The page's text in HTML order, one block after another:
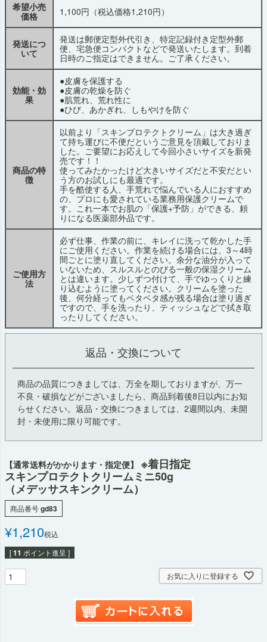
希望小売
価格
1,100円（税込価格1,210円）
発送につ
いて
発送は郵便定型外代引き、特定記録付き定型外郵
便、宅急便コンパクトなどで発送いたします。到着
日時のご指定はできません。ご了承ください。
効能・効
果
●皮膚を保護する
●皮膚の乾燥を防ぐ
●肌荒れ、荒れ性に
●ひび、あかぎれ、しもやけを防ぐ
商品の特
徴
以前より「スキンプロテクトクリーム」は大き過ぎ
て持ち運びに不便だというご意見を頂戴しておりま
した。ご要望にお応えして今回小さいサイズを新発
売です！！
使ってみたかったけど大きいサイズだと不安だとい
う方のお試しにも最適です。
手を酷使する人、手荒れで悩んでいる人におすすめ
の、プロにも愛されている業務用保護クリームで
す。これ一本でお肌の「保護+予防」ができる、頼
りになる医薬部外品です。
ご使用方
法
必ず仕事、作業の前に、キレイに洗って乾かした手
にご使用ください。作業を続ける場合には、3～4時
間ごとに塗り直してください。余分な油分が入って
いないため、スルスルとのびる一般の保湿クリーム
とは違います。少しずつ付けて、手でゆっくりと練
り込むように塗ってください。クリームを塗った
後、何分経ってもベタベタ感が残る場合は塗り過ぎ
ですので、手を洗ったり、ティッシュなどで拭き取
ったりしてください。
返品・交換について
商品の品質につきましては、万全を期しておりますが、万一
不良・破損などがございましたら、商品到着後8日以内にお知
らせください。返品・交換につきましては、2週間以内、未開
封・未使用に限り可能です。
【通常送料がかかります・指定便】
※着日指定
スキンプロテクトクリームミニ50g
（メデッサスキンクリーム）
商品番号gd83
¥1,210税込
[11 ポイント進呈 ]
お気に入りに登録する